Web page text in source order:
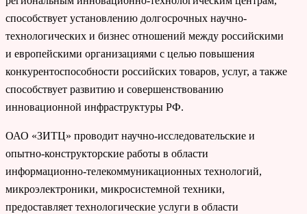
способствует установлению долгосрочных научно-
технологических и бизнес отношений между российскими
и европейскими организациями с целью повышения
конкурентоспособности российских товаров, услуг, а также
способствует развитию и совершенствованию
инновационной инфраструктуры РФ.
ОАО «ЗИТЦ» проводит научно-исследовательские и
опытно-конструкторские работы в области
информационно-телекоммуникационных технологий,
микроэлектроники, микросистемной техники,
предоставляет технологические услуги в области